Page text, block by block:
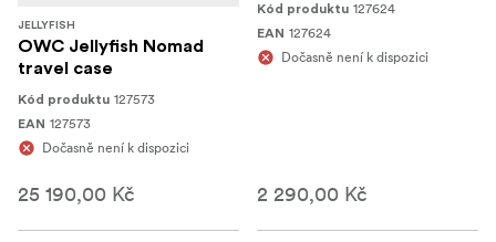
JELLYFISH
OWC Jellyfish Nomad
travel case
Kód produktu 127573
EAN 127573
Dočasně není k dispozici
25 190,00 Kč
Kód produktu 127624
EAN 127624
Dočasně není k dispozici
2 290,00 Kč